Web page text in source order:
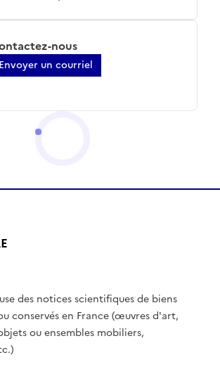
nous
Envoyer un courriel
des notices scientifiques de biens
conservés en France (œuvres d'art,
ou ensembles mobiliers,